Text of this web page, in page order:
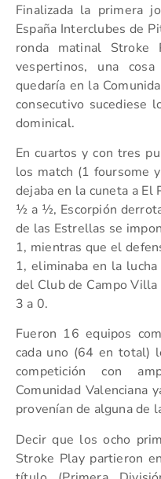
Finalizada la primera
España Interclubes de
ronda matinal
vespertinos, una
quedaría en la
consecutivo sucediese
dominical.
En cuartos y con tres
los match (1 foursome
dejaba en la cuneta a
½ a ½, Escorpión
de las Estrellas se
1, mientras que el
1, eliminaba en la
del Club de Campo
3 a 0.
Fueron 16 equipos
cada uno (64 en total)
competición con
Comunidad Valenciana
provenían de alguna de
Decir que los ocho
Stroke Play partieron